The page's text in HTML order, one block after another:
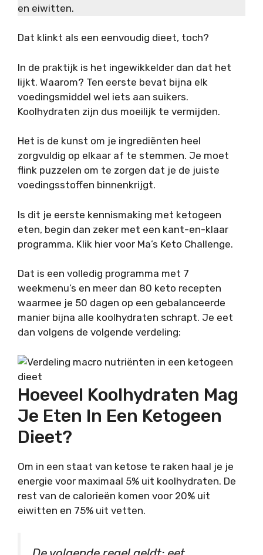
en eiwitten.
Dat klinkt als een eenvoudig dieet, toch?
In de praktijk is het ingewikkelder dan dat het
lijkt. Waarom? Ten eerste bevat bijna elk
voedingsmiddel wel iets aan suikers.
Koolhydraten zijn dus moeilijk te vermijden.
Het is de kunst om je ingrediënten heel
zorgvuldig op elkaar af te stemmen. Je moet
flink puzzelen om te zorgen dat je de juiste
voedingsstoffen binnenkrijgt.
Is dit je eerste kennismaking met ketogeen
eten, begin dan zeker met een kant-en-klaar
programma. Klik hier voor Ma’s Keto Challenge.
Dat is een volledig programma met 7
weekmenu’s en meer dan 80 keto recepten
waarmee je 50 dagen op een gebalanceerde
manier bijna alle koolhydraten schrapt. Je eet
dan volgens de volgende verdeling:
Hoeveel Koolhydraten Mag
Je Eten In Een Ketogeen
Dieet?
Om in een staat van ketose te raken haal je je
energie voor maximaal 5% uit koolhydraten. De
rest van de calorieën komen voor 20% uit
eiwitten en 75% uit vetten.